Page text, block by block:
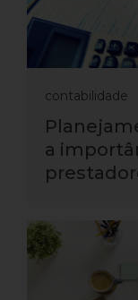
contabilidade
a